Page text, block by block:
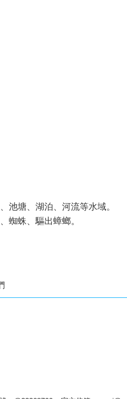
塘、湖泊、河流等水域。
蜘蛛、驅出蟑螂。